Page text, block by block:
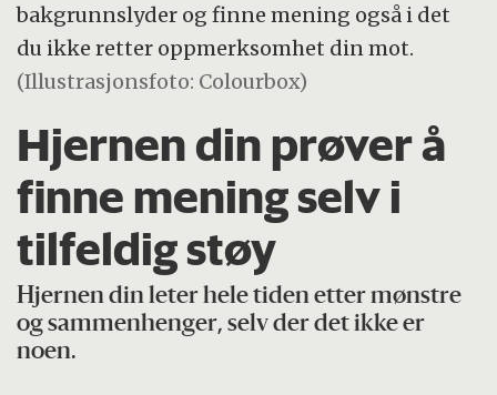
bakgrunnslyder og finne mening også i det
du ikke retter oppmerksomhet din mot.
(Illustrasjonsfoto: Colourbox)
Hjernen din prøver å
finne mening selv i
tilfeldig støy
Hjernen din leter hele tiden etter mønstre
og sammenhenger, selv der det ikke er
noen.